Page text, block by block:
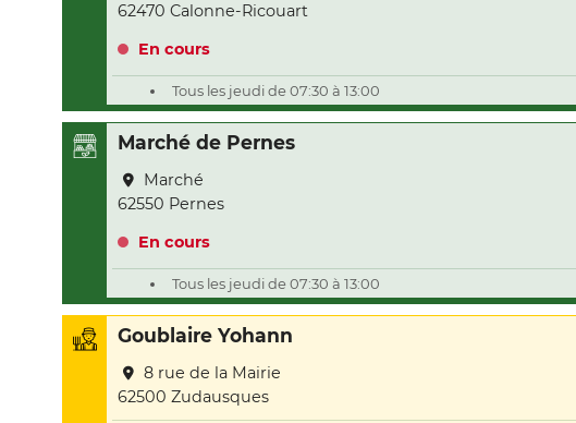
62470 Calonne-Ricouart
En cours
Tous les jeudi de 07:30 à 13:00
Marché de Pernes
Marché
62550 Pernes
En cours
Tous les jeudi de 07:30 à 13:00
Goublaire Yohann
8 rue de la Mairie
62500 Zudausques